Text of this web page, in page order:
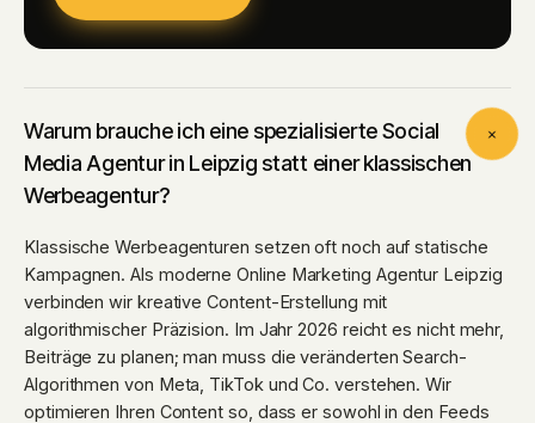
Warum brauche ich eine spezialisierte Social
Media Agentur in Leipzig statt einer klassischen
Werbeagentur?
Klassische Werbeagenturen setzen oft noch auf statische
Kampagnen. Als moderne Online Marketing Agentur Leipzig
verbinden wir kreative Content-Erstellung mit
algorithmischer Präzision. Im Jahr 2026 reicht es nicht mehr,
Beiträge zu planen; man muss die veränderten Search-
Algorithmen von Meta, TikTok und Co. verstehen. Wir
optimieren Ihren Content so, dass er sowohl in den Feeds